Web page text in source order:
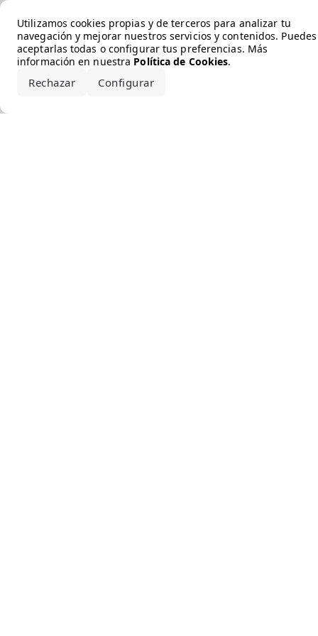
Utilizamos cookies propias y de terceros para analizar tu
navegación y mejorar nuestros servicios y contenidos. Puedes
aceptarlas todas o configurar tus preferencias. Más
información en nuestra Política de Cookies.
Rechazar Configurar
Error loading the brand